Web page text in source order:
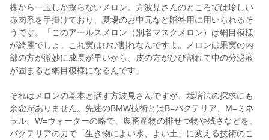
株から一玉しか採らないメロン。方波見さんのところでは珍しい
赤肉系を手掛けており、夏場のお中元など贈答用に用いられるそ
うです。「このアールスメロン（別名マスクメロン）は網目模様
が綺麗でしょ。これ実はひび割れなんですよ。メロンは果実の内
部の方が微妙に成長が早いから、皮の方がひび割れて中の分泌液
が固まると網目模様になるんです」
それはメロンの基本と話す方波見さんですが、栽培法の探求にも
余念がありません。先述のBMW技術とはB=バクテリア、M=ミネ
ラル、W=ウォーターの略で、農畜産物の排せつ物や残さなどを、
バクテリアの力で「生き物によい水、​よい土」に変える技術のこ